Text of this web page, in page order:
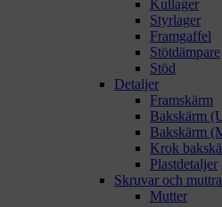
Kullager
Styrlager
Framgaffel
Stötdämpare
Stöd
Detaljer
Framskärm
Bakskärm
Bakskärm
Krok
Plastdetaljer
Skruvar och
Mutter